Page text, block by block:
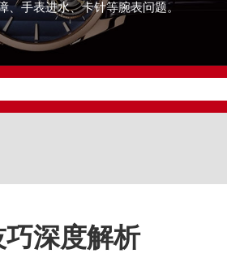
、手表进水、卡针等腕表问题。
后服务中心（需提前预约）
深度解析